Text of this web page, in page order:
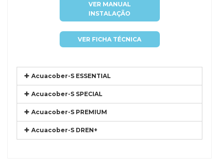
VER MANUAL
INSTALAÇÃO
VER FICHA TÉCNICA
Acuacober-S ESSENTIAL
Acuacober-S SPECIAL
Acuacober-S PREMIUM
Acuacober-S DREN+